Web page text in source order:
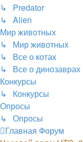
↳ Predator
↳ Alien
Мир животных
↳ Мир животных
↳ Все о котах
↳ Все о динозаврах
Конкурсы
↳ Конкурсы
Опросы
↳ Опросы
Главная Форум